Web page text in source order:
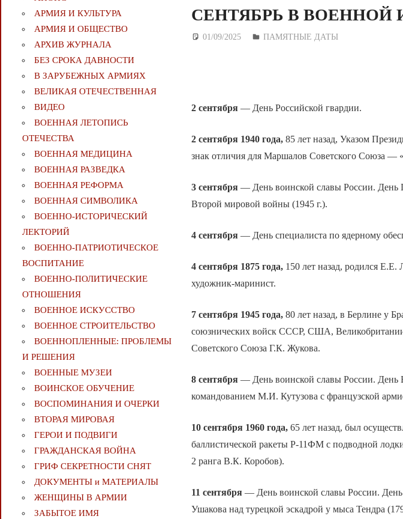
СЕНТЯБРЬ В ВОЕННОЙ
01/09/2025 Дежурный по Редакции
ПАМЯТНЫЕ ДАТЫ
2 сентября — День Российской гвардии.
2 сентября 1940 года, 85 лет назад, Указом
знак отличия для Маршалов Советского Союза —
3 сентября — День воинской славы России. День
Второй мировой войны (1945 г.).
4 сентября — День специалиста по ядерному
4 сентября 1875 года, 150 лет назад, родился
художник-маринист.
7 сентября 1945 года, 80 лет назад, в Берлине у
союзнических войск СССР, США,
Советского Союза Г.К. Жукова.
8 сентября — День воинской славы России. День
командованием М.И. Кутузова с французской
10 сентября 1960 года, 65 лет назад, был
баллистической ракеты Р-11ФМ с подводной
2 ранга В.К. Коробов).
11 сентября — День воинской славы России.
Ушакова над турецкой эскадрой у мыса Тендра
АРМИЯ И КУЛЬТУРА
АРМИЯ И ОБЩЕСТВО
АРХИВ ЖУРНАЛА
БЕЗ СРОКА ДАВНОСТИ
В ЗАРУБЕЖНЫХ АРМИЯХ
ВЕЛИКАЯ ОТЕЧЕСТВЕННАЯ
ВИДЕО
ВОЕННАЯ ЛЕТОПИСЬ
ОТЕЧЕСТВА
ВОЕННАЯ МЕДИЦИНА
ВОЕННАЯ РАЗВЕДКА
ВОЕННАЯ РЕФОРМА
ВОЕННАЯ СИМВОЛИКА
ВОЕННО-ИСТОРИЧЕСКИЙ
ЛЕКТОРИЙ
ВОЕННО-ПАТРИОТИЧЕСКОЕ
ВОСПИТАНИЕ
ВОЕННО-ПОЛИТИЧЕСКИE
ОТНОШЕНИЯ
ВОЕННОЕ ИСКУССТВО
ВОЕННОЕ СТРОИТЕЛЬСТВО
ВОЕННОПЛЕННЫЕ: ПРОБЛЕМЫ
И РЕШЕНИЯ
ВОЕННЫЕ МУЗЕИ
ВОИНСКОЕ ОБУЧЕНИЕ
ВОСПОМИНАНИЯ И ОЧЕРКИ
ВТОРАЯ МИРОВАЯ
ГЕРОИ И ПОДВИГИ
ГРАЖДАНСКАЯ ВОЙНА
ГРИФ СЕКРЕТНОСТИ СНЯТ
ДОКУМЕНТЫ и МАТЕРИАЛЫ
ЖЕНЩИНЫ В АРМИИ
ЗАБЫТОЕ ИМЯ